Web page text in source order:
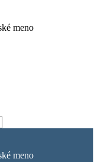
meno
meno